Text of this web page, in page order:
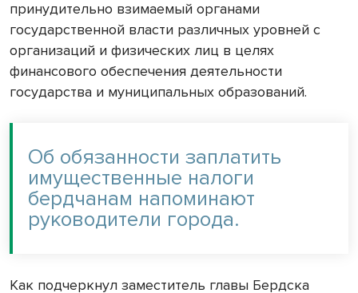
принудительно взимаемый органами
государственной власти различных уровней с
организаций и физических лиц в целях
финансового обеспечения деятельности
государства и муниципальных образований.
Об обязанности заплатить
имущественные налоги
бердчанам напоминают
руководители города.
Как подчеркнул заместитель главы Бердска